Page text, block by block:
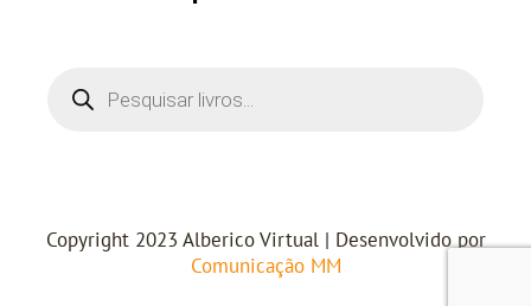
Copyright 2023 Alberico Virtual | Desenvolvido por
Comunicação MM